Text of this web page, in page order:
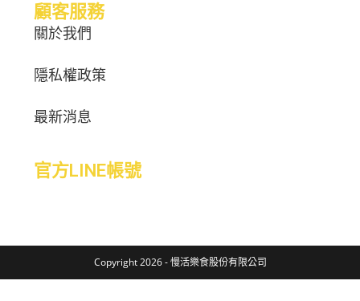
顧客服務
關於我們
隱私權政策
最新消息
官方LINE帳號
Copyright 2026 - 慢活樂食股份有限公司